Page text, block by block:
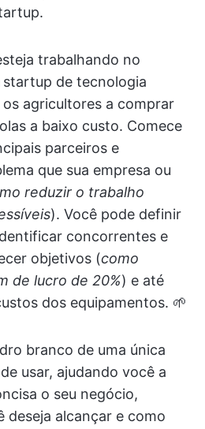
trabalhando no
de tecnologia
agricultores a comprar
a baixo custo. Comece
parceiros e
que sua empresa ou
reduzir o trabalho
). Você pode definir
concorrentes e
objetivos (como
de lucro de 20%) e até
dos equipamentos. 🌱
branco de uma única
usar, ajudando você a
o seu negócio,
deseja alcançar e como